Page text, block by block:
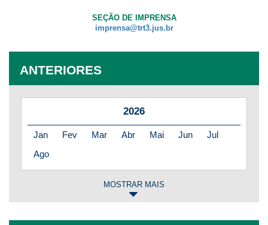
SEÇÃO DE IMPRENSA
imprensa@trt3.jus.br
ANTERIORES
2026
Jan Fev Mar Abr Mai Jun
Jul
Ago
2025
Jan Fev Mar Abr Mai Jun
Jul
MOSTRAR MAIS